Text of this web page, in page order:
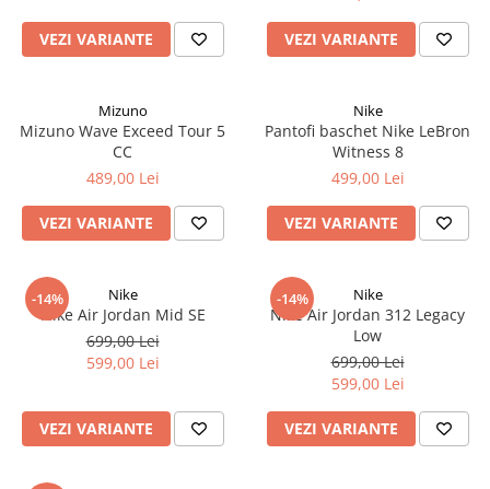
VEZI VARIANTE VEZI VARIANTE
Mizuno
Mizuno Wave Exceed Tour 5
CC
489,00 Lei
VEZI VARIANTE
Nike
Pantofi baschet Nike LeBron
Witness 8
499,00 Lei
VEZI VARIANTE
-14% Nike
Nike Air Jordan Mid SE
699,00 Lei
599,00 Lei
VEZI VARIANTE
-14% Nike
Nike Air Jordan 312 Legacy
Low
699,00 Lei
599,00 Lei
VEZI VARIANTE